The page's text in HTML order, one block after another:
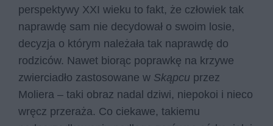
perspektywy XXI wieku to fakt, że człowiek tak
naprawdę sam nie decydował o swoim losie,
decyzja o którym należała tak naprawdę do
rodziców. Nawet biorąc poprawkę na krzywe
zwierciadło zastosowane w Skąpcu przez
Moliera – taki obraz nadal dziwi, niepokoi i nieco
wręcz przeraża. Co ciekawe, takiemu